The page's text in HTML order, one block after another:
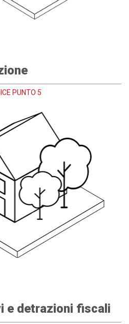
PUNTO 5
e detrazioni fiscali